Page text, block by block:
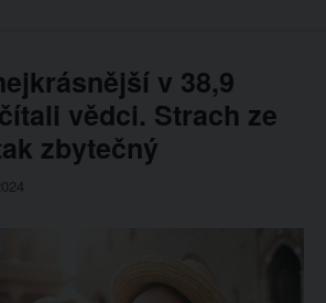
v 38,9
vědci. Strach ze
zbytečný